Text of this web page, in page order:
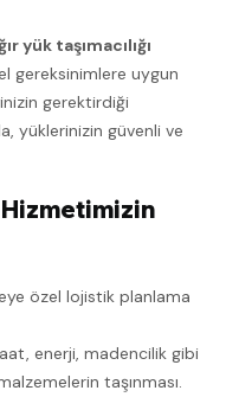
yük taşımacılığı
gereksinimlere uygun
gerektirdiği
yüklerinizin güvenli ve
özel lojistik planlama
enerji, madencilik gibi
taşınması.